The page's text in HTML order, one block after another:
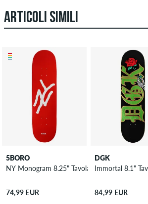
ARTICOLI SIMILI
5BORO
NY Monogram 8.25" Tavola da skateboard
74,99 EUR
DGK
Immortal 8.1"
84,99 EUR